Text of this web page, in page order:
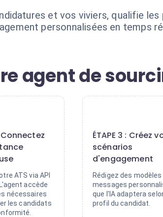
et vos viviers, qualifie
personnalisées en temps
agent de
Connectez
ATS via API
accède
nécessaires
les candidats
ÉTAPE 3 : Créez
scénarios
d'engagement
Rédigez des modèles
messages
que l'IA adaptera
profil du candidat.